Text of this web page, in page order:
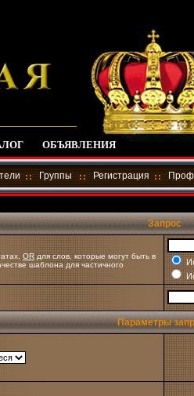
ОБЪЯВЛЕНИЯ
Группы Регистрация
Запрос
OR для слов, которые могут быть в
шаблона для частичного
Параметры